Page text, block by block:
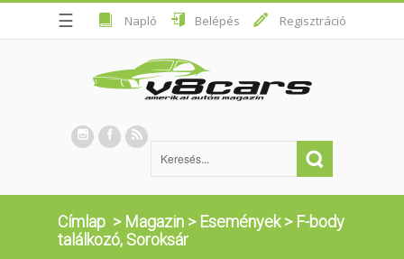
☰ Napló Belépés Regisztráció
Címlap > Magazin > Események> F-body
találkozó, Soroksár